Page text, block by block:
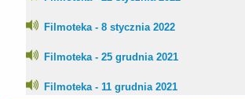
Filmoteka - 8 stycznia 2022
Filmoteka - 25 grudnia 2021
Filmoteka - 11 grudnia 2021